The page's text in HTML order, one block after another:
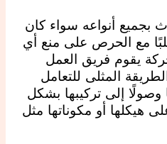
بجميع أنواعه سواء كان
مع الحرص على منع أي
يقوم فريق العمل
المثلى للتعامل
وصولًا إلى تركيبها بشكل
هيكلها أو مكوناتها مثل